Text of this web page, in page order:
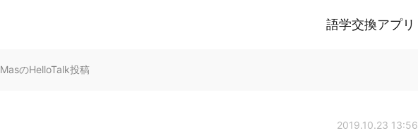
語学交換アプリ
MasのHelloTalk投稿
2019.10.23 13:56